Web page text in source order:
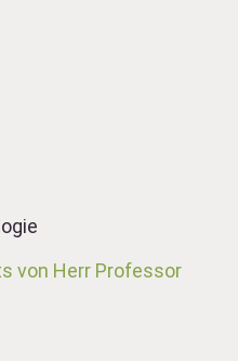
von Herr Professor